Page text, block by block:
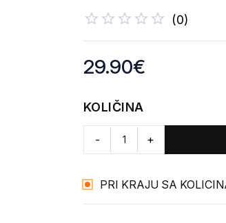
(0)
Product information
29.90€
KOLIČINA
- +
PRI KRAJU SA